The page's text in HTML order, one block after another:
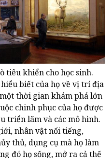
tiêu khiển cho học sinh.
hiểu biết của họ về vị trí địa
thời gian khám phá lớn
chinh phục của họ được
triển lãm và các mô hình.
nhân vật nổi tiếng,
thủ, dụng cụ mà họ làm
đó họ sống, mở ra cả thế